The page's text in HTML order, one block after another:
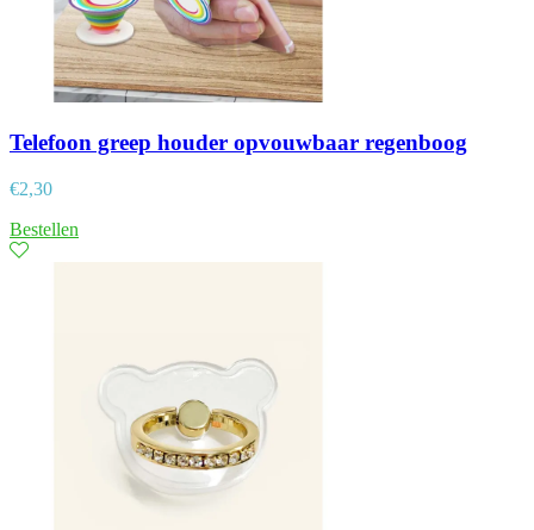
Telefoon greep houder opvouwbaar regenboog
€2,30
Bestellen